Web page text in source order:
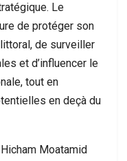
Le
de protéger son
de surveiller
et d’influencer le
tout en
en deçà du
Moatamid